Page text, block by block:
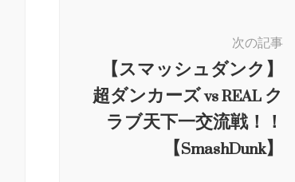
次の記事
【スマッシュダンク】
超ダンカーズ vs REAL ク
ラブ天下一交流戦！！
【SmashDunk】